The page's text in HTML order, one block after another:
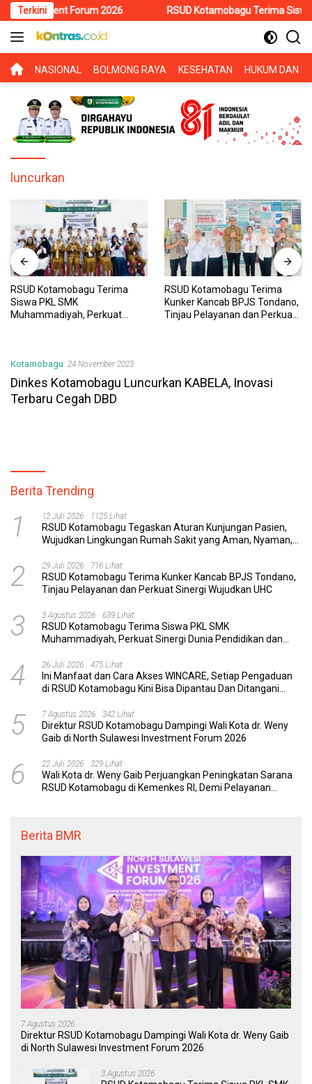
Langsung
ke
konten
TerkiniForum 2026 RSUD Kotamobagu Terima Siswa PKL
BERANDA
NASIONAL BOLMONG RAYA KESEHATAN HUKUM DAN
luncurkan
RSUD Kotamobagu Terima
Siswa PKL SMK
Muhammadiyah, Perkuat
RSUD Kotamobagu Terima
Kunker Kancab BPJS Tondano,
Tinjau Pelayanan dan Perkuat
Kotamobagu 24 November 2023
Dinkes Kotamobagu Luncurkan KABELA, Inovasi
Terbaru Cegah DBD
Berita Trending
1 12 Juli 2026 1125 Lihat
RSUD Kotamobagu Tegaskan Aturan Kunjungan Pasien,
Wujudkan Lingkungan Rumah Sakit yang Aman, Nyaman,
2 29 Juli 2026 716 Lihat
RSUD Kotamobagu Terima Kunker Kancab BPJS Tondano,
Tinjau Pelayanan dan Perkuat Sinergi Wujudkan UHC
3 3 Agustus 2026 639 Lihat
RSUD Kotamobagu Terima Siswa PKL SMK
Muhammadiyah, Perkuat Sinergi Dunia Pendidikan dan
4 26 Juli 2026 475 Lihat
Ini Manfaat dan Cara Akses WINCARE, Setiap Pengaduan
di RSUD Kotamobagu Kini Bisa Dipantau Dan Ditangani
5 7 Agustus 2026 342 Lihat
Direktur RSUD Kotamobagu Dampingi Wali Kota dr. Weny
Gaib di North Sulawesi Investment Forum 2026
6 22 Juli 2026 329 Lihat
Wali Kota dr. Weny Gaib Perjuangkan Peningkatan Sarana
RSUD Kotamobagu di Kemenkes RI, Demi Pelayanan
Berita BMR
7 Agustus 2026
Direktur RSUD Kotamobagu Dampingi Wali Kota dr. Weny Gaib
di North Sulawesi Investment Forum 2026
3 Agustus 2026